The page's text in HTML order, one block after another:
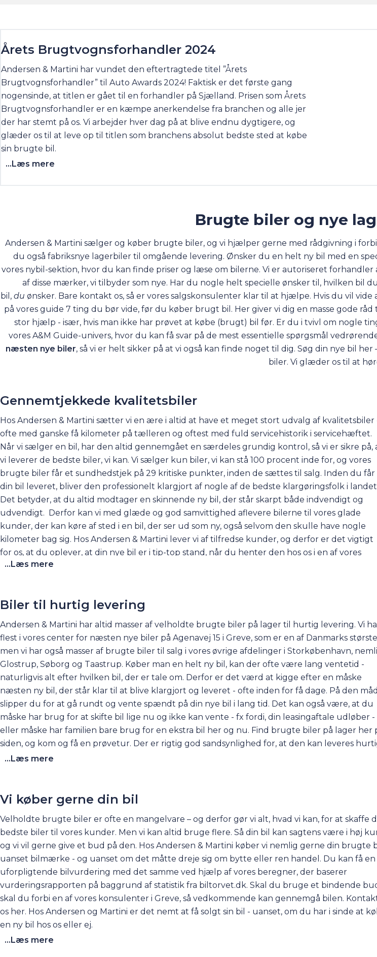
Årets Brugtvognsforhandler 2024
Andersen & Martini har vundet den eftertragtede titel ”Årets
Brugtvognsforhandler” til Auto Awards 2024! Faktisk er det første gang
nogensinde, at titlen er gået til en forhandler på Sjælland. Prisen som Årets
Brugtvognsforhandler er en kæmpe anerkendelse fra branchen og alle jer
der har stemt på os. Vi arbejder hver dag på at blive endnu dygtigere, og
glæder os til at leve op til titlen som branchens absolut bedste sted at købe
sin brugte bil.
...Læs mere
Brugte biler og nye
Andersen & Martini sælger og køber brugte biler, og vi hjælper gerne med rådgivning i
du også fabriksnye lagerbiler til omgående levering. Ønsker du en helt ny bil med en
vores nybil-sektion, hvor du kan finde priser og læse om bilerne. Vi er autoriseret
af disse mærker, vi tilbyder som nye. Har du nogle helt specielle ønsker til, hvilken bil
bil, du ønsker. Bare kontakt os, så er vores salgskonsulenter klar til at hjælpe. Hvis du vil
på vores guide 7 ting du bør vide, før du køber brugt bil . Her giver vi dig en masse gode
stor hjælp - især, hvis man ikke har prøvet at købe (brugt) bil før. Er du i tvivl om nogle
vores A&M Guide-univers, hvor du kan få svar på de mest essentielle spørgsmål
næsten nye biler, så vi er helt sikker på at vi også kan finde noget til dig. Søg din nye bil
biler. Vi glæder os til at
Gennemtjekkede kvalitetsbiler
Hos Andersen & Martini sætter vi en ære i altid at have et meget stort udvalg af kvalitetsbiler
ofte med ganske få kilometer på tælleren og oftest med fuld servicehistorik i servicehæftet.
Når vi sælger en bil, har den altid gennemgået en særdeles grundig kontrol, så vi er sikre på,
vi leverer de bedste biler, vi kan. Vi sælger kun biler, vi kan stå 100 procent inde for, og vores
brugte biler får et sundhedstjek på 29 kritiske punkter, inden de sættes til salg. Inden du får
din bil leveret, bliver den professionelt klargjort af nogle af de bedste klargøringsfolk i
Det betyder, at du altid modtager en skinnende ny bil, der står skarpt både indvendigt og
udvendigt. Derfor kan vi med glæde og god samvittighed aflevere bilerne til vores glade
kunder, der kan køre af sted i en bil, der ser ud som ny, også selvom den skulle have nogle
kilometer bag sig. Hos Andersen & Martini lever vi af tilfredse kunder, og derfor er det vigtigt
for os, at du oplever, at din nye bil er i tip-top stand, når du henter den hos os i en af vores
afdelinger.
...Læs mere
Biler til hurtig levering
Andersen & Martini har altid masser af velholdte brugte biler på lager til hurtig levering. Vi
flest i vores center for næsten nye biler på Agenavej 15 i Greve, som er en af Danmarks
men vi har også masser af brugte biler til salg i vores øvrige afdelinger i Storkøbenhavn,
Glostrup, Søborg og Taastrup. Køber man en helt ny bil, kan der ofte være lang ventetid -
naturligvis alt efter hvilken bil, der er tale om. Derfor er det værd at kigge efter en måske
næsten ny bil, der står klar til at blive klargjort og leveret - ofte inden for få dage. På den
slipper du for at gå rundt og vente spændt på din nye bil i lang tid. Det kan også være, at du
måske har brug for at skifte bil lige nu og ikke kan vente - fx fordi, din leasingaftale udløber -
eller måske har familien bare brug for en ekstra bil her og nu. Find brugte biler på lager her
siden, og kom og få en prøvetur. Der er rigtig god sandsynlighed for, at den kan leveres
...Læs mere
Vi køber gerne din bil
Velholdte brugte biler er ofte en mangelvare – og derfor gør vi alt, hvad vi kan, for at skaffe
bedste biler til vores kunder. Men vi kan altid bruge flere. Så din bil kan sagtens være i høj
og vi vil gerne give et bud på den. Hos Andersen & Martini køber vi nemlig gerne din brugte
uanset bilmærke - og uanset om det måtte dreje sig om bytte eller ren handel. Du kan få en
uforpligtende bilvurdering med det samme ved hjælp af vores beregner, der baserer
vurderingsrapporten på baggrund af statistik fra biltorvet.dk. Skal du bruge et bindende
skal du forbi en af vores konsulenter i Greve, så vedkommende kan gennemgå bilen.
os her. Hos Andersen og Martini er det nemt at få solgt sin bil - uanset, om du har i sinde at
en ny bil hos os eller ej.
...Læs mere